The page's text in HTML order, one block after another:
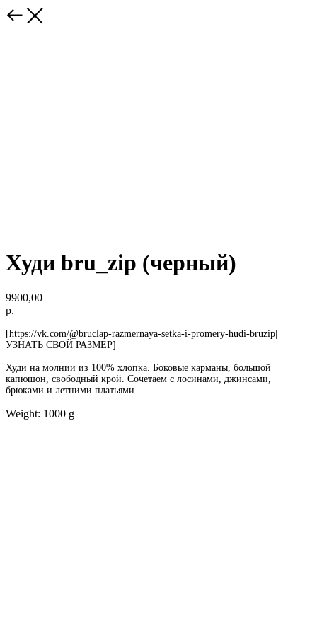
Худи bru_zip (черный)
9900,00
р.
[https://vk.com/@bruclap-razmernaya-setka-i-promery-hudi-bruzip|
УЗНАТЬ СВОЙ РАЗМЕР]
Худи на молнии из 100% хлопка. Боковые карманы, большой
капюшон, свободный крой. Сочетаем с лосинами, джинсами,
брюками и летними платьями.
Weight: 1000 g